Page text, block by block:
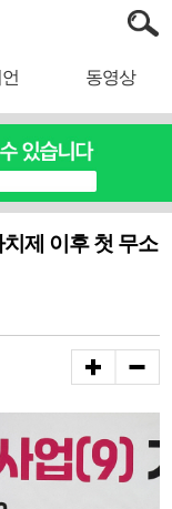
동영상
제 이후 첫 무소